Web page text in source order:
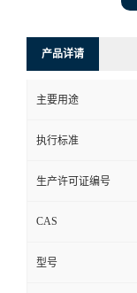
产品详请
主要用途
执行标准
生产许可证编号
CAS
型号